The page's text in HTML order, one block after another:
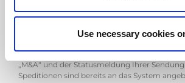
Use necessary cookies
Und so funktioniert es
Wenn Sie den Monitoring & Alerting Service
von uns. Über den darin aufgeführten Link
„M&A“ und der Statusmeldung Ihrer
Speditionen sind bereits an das System